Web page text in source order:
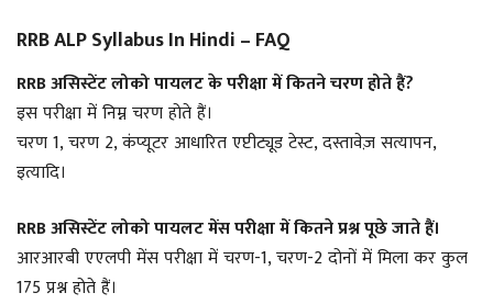
RRB ALP Syllabus In Hindi – FAQ
RRB असिस्टेंट लोको पायलट के परीक्षा में कितने चरण होते हैं?
इस परीक्षा में निम्न चरण होते हैं।
चरण 1, चरण 2, कंप्यूटर आधारित एप्टीट्यूड टेस्ट, दस्तावेज़ सत्यापन,
इत्यादि।
RRB असिस्टेंट लोको पायलटमेंस परीक्षा में कितने प्रश्न पूछे जाते हैं।
आरआरबी एएलपी मेंस परीक्षा में चरण-1, चरण-2 दोनों में मिला कर कुल
175 प्रश्न होते हैं।